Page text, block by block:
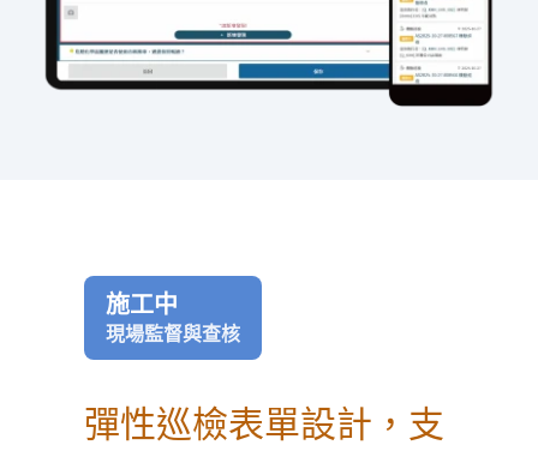
施工中
現場監督與查核
彈性巡檢表單設計，支